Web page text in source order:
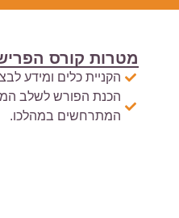
מטרות קורס
הקניית כלים ומידע
הכנת הפורש לשלב
המתרחשים במהלכו.